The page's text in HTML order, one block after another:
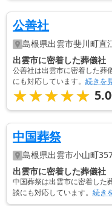
公善社
島根県出雲市斐川町直
出雲市に密着した葬儀社
公善社は出雲市に密着した葬
にも対応しています。 続きを
★★★★★
★★★★★
中国葬祭
島根県出雲市小山町
出雲市に密着した葬儀社
中国葬祭は出雲市に密着した
談にも対応しています。 続き